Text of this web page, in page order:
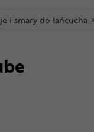
i smary do łańcucha